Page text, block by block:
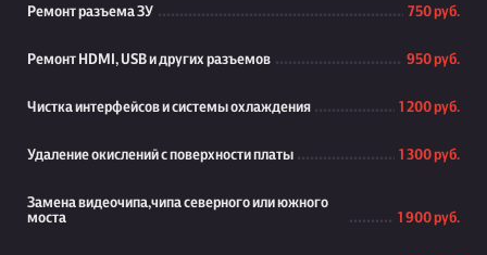
Ремонт разъема ЗУ 750 руб.
Ремонт HDMI, USB и других разъемов 950 руб.
Чистка интерфейсов и системы охлаждения 1 200 руб.
Удаление окислений с поверхности платы 1 300 руб.
Замена видеочипа,чипа северного или южного
моста
1 900 руб.